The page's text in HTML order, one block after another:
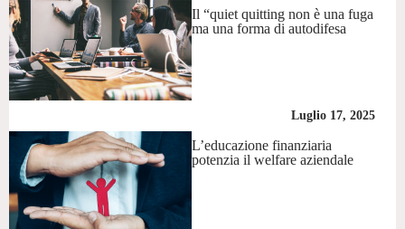
Il “quiet quitting non è una fuga
ma una forma di autodifesa
Luglio 17, 2025
L’educazione finanziaria
potenzia il welfare aziendale